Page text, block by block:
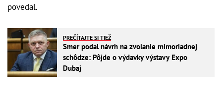
povedal.
PREČÍTAJTE SI TIEŽ
Smer podal návrh na zvolanie mimoriadnej
schôdze: Pôjde o výdavky výstavy Expo
Dubaj